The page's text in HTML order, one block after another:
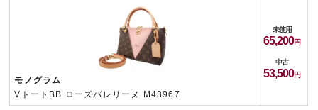
モノグラム
VトートBB ローズバレリーヌ M43967
未使用
65,200
中古
53,500